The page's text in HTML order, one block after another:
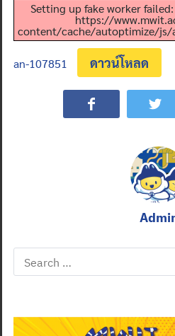
Setting up fake worker
https://
content/cache/autoptimize/js/
an-107851 ดาวน์โหลด
Search
for: